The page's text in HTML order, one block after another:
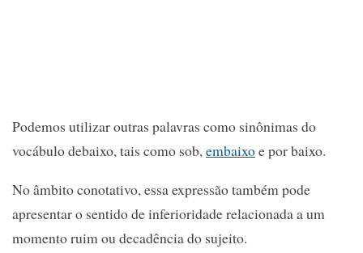
Podemos utilizar outras palavras como sinônimas do
vocábulo debaixo, tais como sob,embaixoe por baixo.
No âmbito conotativo, essa expressão também pode
apresentar o sentido de inferioridade relacionada a um
momento ruim ou decadência do sujeito.